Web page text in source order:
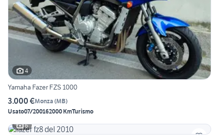
4
Yamaha Fazer FZS 1000
3.000 €Monza (MB)
Usato07/200162000 KmTurismo
6